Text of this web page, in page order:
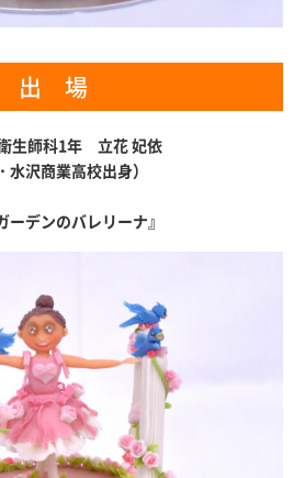
出 場
生師科1年 立花 妃依
水沢商業高校出身）
ーデンのバレリーナ』